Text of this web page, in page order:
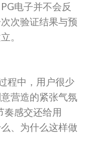
电子并不会反
次验证结果与预
。
程中，用户很少
营造的紧张气氛
奏感交还给用
、为什么这样做